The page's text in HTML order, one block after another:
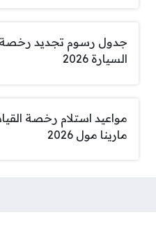
جدول رسوم تجديد رخصة
السيارة 2026
مواعيد استلام رخصة
مارينا مول 2026